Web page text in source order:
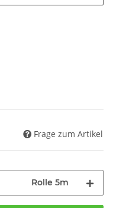
Frage zum Artikel
Rolle 5m